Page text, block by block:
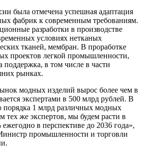
была отмечена успешная адаптация
фабрик к современным требованиям.
разработки в производстве
условиях нетканых
тканей, мембран. В проработке
проектов легкой промышленности,
поддержка, в том числе в части
рынках.
модных изделий вырос более чем в
экспертами в 500 млрд рублей. В
порядка 1 млрд различных модных
тех же экспертов, мы будем расти в
в перспективе до 2036 года»,
промышленности и торговли